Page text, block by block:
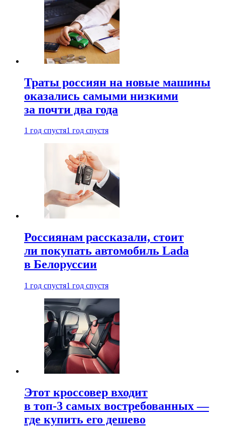
Траты россиян на новые машины
оказались самыми низкими
за почти два года
1 год спустя1 год спустя
Россиянам рассказали, стоит
ли покупать автомобиль Lada
в Белоруссии
1 год спустя1 год спустя
Этот кроссовер входит
в топ-3 самых востребованных —
где купить его дешево